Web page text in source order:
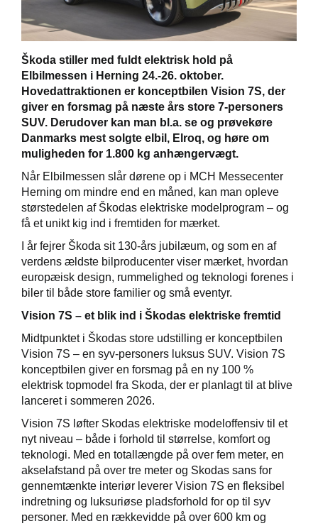
Danmarks
Škoda stiller med fuldt elektrisk hold på
Elbilmessen i Herning 24.-26. oktober.
Hovedattraktionen er konceptbilen Vision 7S, der
giver en forsmag på næste års store 7-personers
SUV. Derudover kan man bl.a. se og prøvekøre
Danmarks mest solgte elbil, Elroq, og høre om
muligheden for 1.800 kg anhængervægt.
Når Elbilmessen slår dørene op i MCH Messecenter
Herning om mindre end en måned, kan man opleve
størstedelen af Škodas elektriske modelprogram – og
få et unikt kig ind i fremtiden for mærket.
I år fejrer Škoda sit 130-års jubilæum, og som en af
verdens ældste bilproducenter viser mærket, hvordan
europæisk design, rummelighed og teknologi forenes i
biler til både store familier og små eventyr.
Vision 7S – et blik ind i Škodas elektriske fremtid
Midtpunktet i Škodas store udstilling er konceptbilen
Vision 7S – en syv-personers luksus SUV. Vision 7S
konceptbilen giver en forsmag på en ny 100 %
elektrisk topmodel fra Skoda, der er planlagt til at blive
lanceret i sommeren 2026.
Vision 7S løfter Skodas elektriske modeloffensiv til et
nyt niveau – både i forhold til størrelse, komfort og
teknologi. Med en totallængde på over fem meter, en
akselafstand på over tre meter og Skodas sans for
gennemtænkte interiør leverer Vision 7S en fleksibel
indretning og luksuriøse pladsforhold for op til syv
personer. Med en rækkevidde på over 600 km og